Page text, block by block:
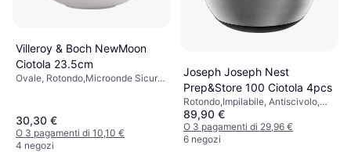
Villeroy & Boch NewMoon
Ciotola 23.5cm
Ovale, Rotondo,Microonde Sicuro,
China, Beige, Bianco
30,30 €
O 3 pagamenti di 10,10 €
4 negozi
Joseph Joseph Nest
Prep&Store 100 Ciotola 4pcs
Rotondo,Impilabile, Antiscivolo,
Con Manico, Lavastoviglie Sicuro,
Acciaio, Acciaio inossidabile,
Silicone, Grigio, Acciaio
89,90 €
O 3 pagamenti di 29,96 €
6 negozi